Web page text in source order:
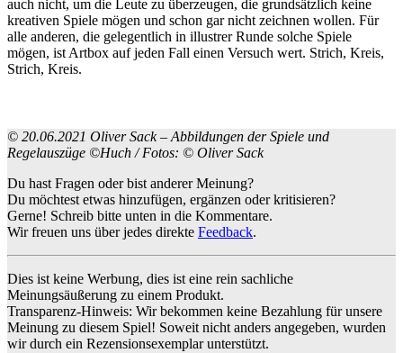
auch nicht, um die Leute zu überzeugen, die grundsätzlich keine
kreativen Spiele mögen und schon gar nicht zeichnen wollen. Für
alle anderen, die gelegentlich in illustrer Runde solche Spiele
mögen, ist Artbox auf jeden Fall einen Versuch wert. Strich, Kreis,
Strich, Kreis.
© 20.06.2021 Oliver Sack – Abbildungen der Spiele und
Regelauszüge ©Huch / Fotos: © Oliver Sack
Du hast Fragen oder bist anderer Meinung?
Du möchtest etwas hinzufügen, ergänzen oder kritisieren?
Gerne! Schreib bitte unten in die Kommentare.
Wir freuen uns über jedes direkte Feedback.
Dies ist keine Werbung, dies ist eine rein sachliche
Meinungsäußerung zu einem Produkt.
Transparenz-Hinweis: Wir bekommen keine Bezahlung für unsere
Meinung zu diesem Spiel! Soweit nicht anders angegeben, wurden
wir durch ein Rezensionsexemplar unterstützt.